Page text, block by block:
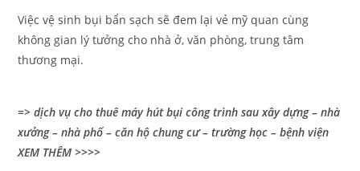
Việc vệ sinh bụi bẩn sạch sẽ đem lại vẻ mỹ quan cùng
không gian lý tưởng cho nhà ở, văn phòng, trung tâm
thương mại.
=> dịch vụ cho thuê máy hút bụi công trình sau xây dựng – nhà
xưởng – nhà phố – căn hộ chung cư – trường học – bệnh viện
XEM THÊM >>>>